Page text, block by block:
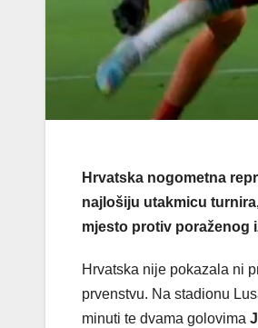
Hrvatska nogometna
najlošiju utakmicu
mjesto protiv poraženog
Hrvatska nije pokazala ni
prvenstvu. Na stadionu
minuti te dvama golovima